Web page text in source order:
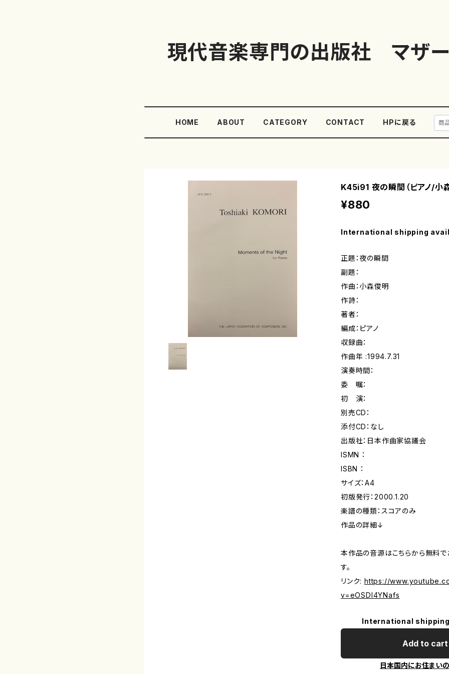
現代音楽専門の出版社 マザー
HOME ABOUT CATEGORY CONTACT HPに戻る
K45i91 夜の瞬間（ピアノ/小
¥880
International shipping
正題：夜の瞬間
副題：
作曲：小森俊明
作詩：
著者：
編成：ピアノ
収録曲：
作曲年 :1994.7.31
演奏時間：
委 嘱：
初 演：
別売CD：
添付CD：なし
出版社：日本作曲家協議会
ISMN ：
ISBN ：
サイズ：A4
初版発行：2000.1.20
楽譜の種類：スコアのみ
作品の詳細↓
本作品の音源はこちらから無料で
す。
リンク: https://
v=eOSDl4YNafs
International
Add to cart
日本国内にお住まい